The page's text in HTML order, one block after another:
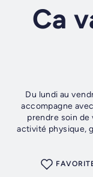
Ca
Du lundi au
accompagne
prendre soin de
activité physique,